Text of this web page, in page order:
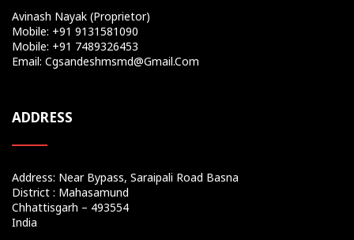
Avinash Nayak (Proprietor)
Mobile: +91 9131581090
Mobile: +91 7489326453
Email: Cgsandeshmsmd@gmail.com
ADDRESS
Address: Near Bypass, Saraipali Road Basna
District : Mahasamund
Chhattisgarh – 493554
India